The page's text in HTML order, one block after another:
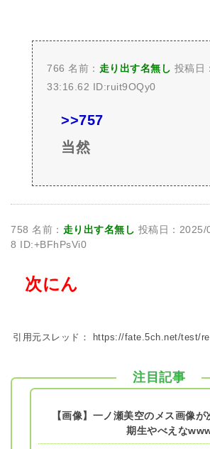
766 名前： 走り出す名無し 投稿日
33:16.62 ID:ruit9OQy0
>>757
当然
758 名前： 走り出す名無し 投稿日：
8 ID:+BFhPsVi0
次にん
引用元スレッド： https://fate.5ch.net/test/
注目記事
【画像】一ノ瀬美空のメス画像
期生やべえな